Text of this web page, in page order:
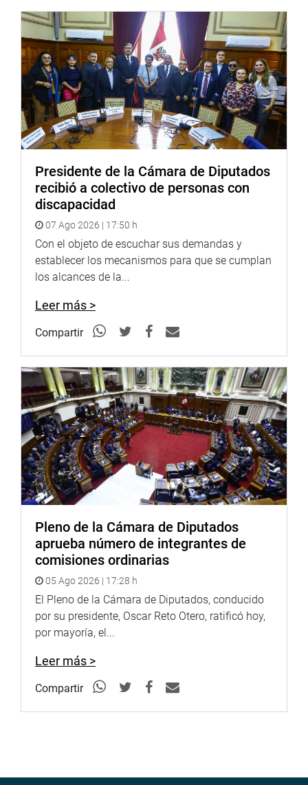
Presidente de la Cámara de Diputados
recibió a colectivo de personas con
discapacidad
07 Ago 2026 | 17:50 h
Con el objeto de escuchar sus demandas y
establecer los mecanismos para que se cumplan
los alcances de la...
Leer más >
Compartir
Pleno de la Cámara de Diputados
aprueba número de integrantes de
comisiones ordinarias
05 Ago 2026 | 17:28 h
El Pleno de la Cámara de Diputados, conducido
por su presidente, Oscar Reto Otero, ratificó hoy,
por mayoría, el...
Leer más >
Compartir